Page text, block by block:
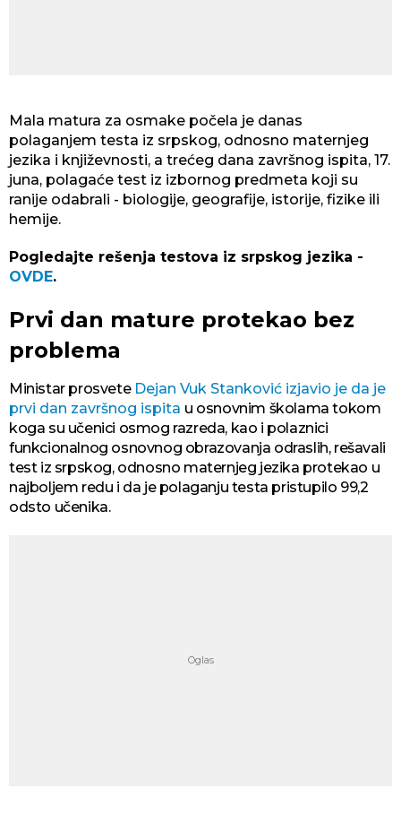
Mala matura za osmake počela je danas
polaganjem testa iz srpskog, odnosno maternjeg
jezika i književnosti, a trećeg dana završnog ispita, 17.
juna, polagaće test iz izbornog predmeta koji su
ranije odabrali - biologije, geografije, istorije, fizike ili
hemije.
Pogledajte rešenja testova iz srpskog jezika -
OVDE.
Prvi dan mature protekao bez
problema
Ministar prosvete Dejan Vuk Stanković izjavio je da je
prvi dan završnog ispita u osnovnim školama tokom
koga su učenici osmog razreda, kao i polaznici
funkcionalnog osnovnog obrazovanja odraslih, rešavali
test iz srpskog, odnosno maternjeg jezika protekao u
najboljem redu i da je polaganju testa pristupilo 99,2
odsto učenika.